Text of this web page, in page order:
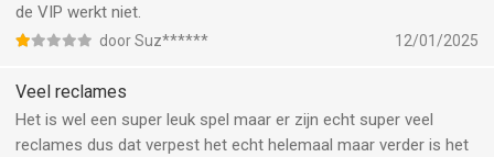
de VIP werkt niet.
door Suz****** 12/01/2025
Veel reclames
Het is wel een super leuk spel maar er zijn echt super veel
reclames dus dat verpest het echt helemaal maar verder is het